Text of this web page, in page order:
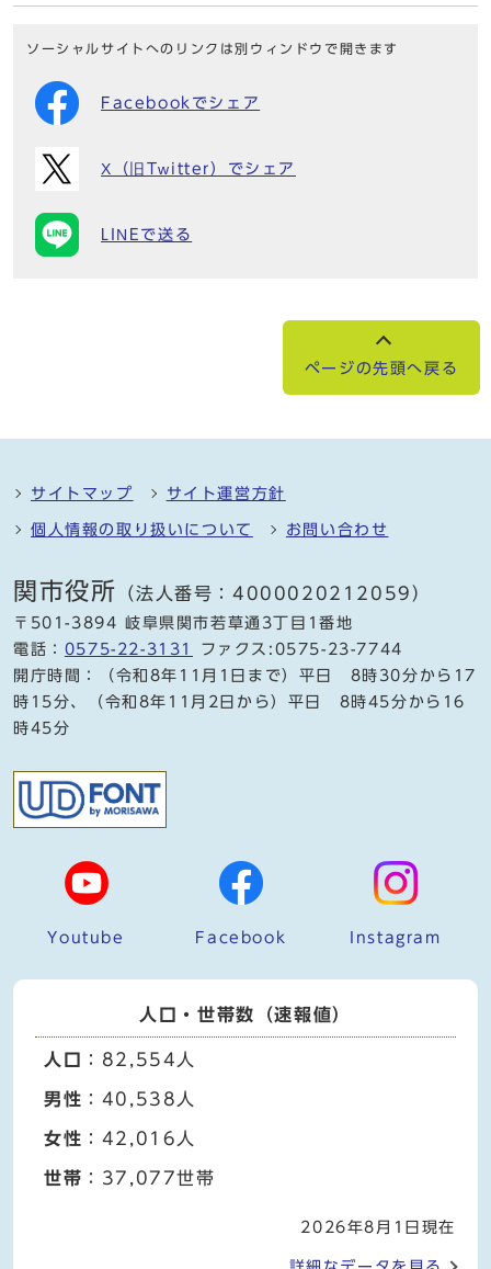
ソーシャルサイトへのリンクは別ウィンドウで開きます
Facebookでシェア
X（旧Twitter）でシェア
LINEで送る
ページの先頭へ戻る
サイトマップ サイト運営方針
個人情報の取り扱いについて お問い合わせ
関市役所 （法人番号：4000020212059）
〒501-3894 岐阜県関市若草通3丁目1番地
電話： 0575-22-3131
ファクス:0575-23-7744
開庁時間：（令和8年11月1日まで）平日 8時30分から17
時15分、（令和8年11月2日から）平日 8時45分から16
時45分
Youtube Facebook Instagram
人口・世帯数（速報値）
人口 ：82,554人
男性 ：40,538人
女性 ：42,016人
世帯 ：37,077世帯
2026年8月1日現在